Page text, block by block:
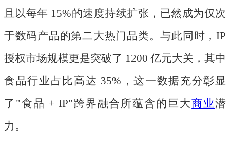
且以每年 15%的速度持续扩张，已然成为仅次
于数码产品的第二大热门品类。与此同时，IP
授权市场规模更是突破了 1200 亿元大关，其中
食品行业占比高达 35%，这一数据充分彰显
了"食品 + IP"跨界融合所蕴含的巨大商业潜
力。